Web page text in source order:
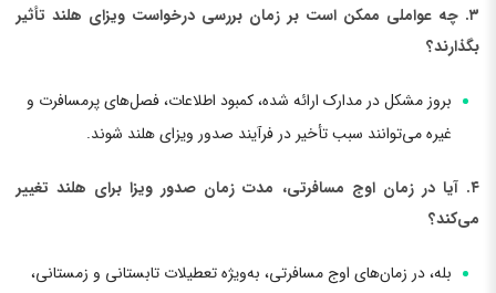
۳. چه عواملی ممکن است بر زمان بررسی درخواست ویزای هلند تأثیر
بگذارند؟
بروز مشکل در مدارک ارائه شده، کمبود اطلاعات، فصل‌های پرمسافرت و
غیره می‌توانند سبب تأخیر در فرآیند صدور ویزای هلند شوند.
۴. آیا در زمان اوج مسافرتی، مدت زمان صدور ویزا برای هلند تغییر
می‌کند؟
بله، در زمان‌های اوج مسافرتی، به‌ویژه تعطیلات تابستانی و زمستانی،